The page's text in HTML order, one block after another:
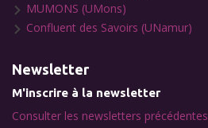
MUMONS (UMons)
Confluent des Savoirs (UNamur)
Newsletter
M'inscrire à la newsletter
Consulter les newsletters précédentes